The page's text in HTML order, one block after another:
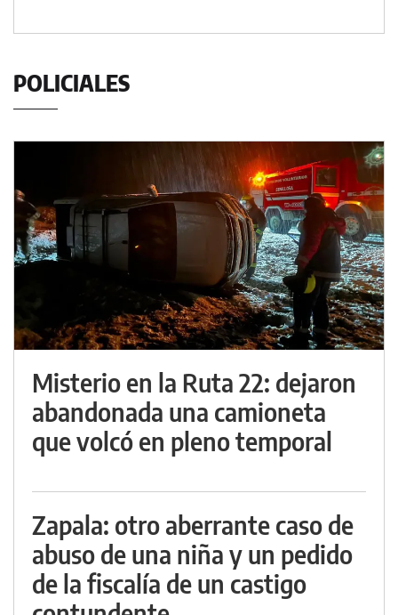
POLICIALES
Misterio en la Ruta 22: dejaron
abandonada una camioneta
que volcó en pleno temporal
Zapala: otro aberrante caso de
abuso de una niña y un pedido
de la fiscalía de un castigo